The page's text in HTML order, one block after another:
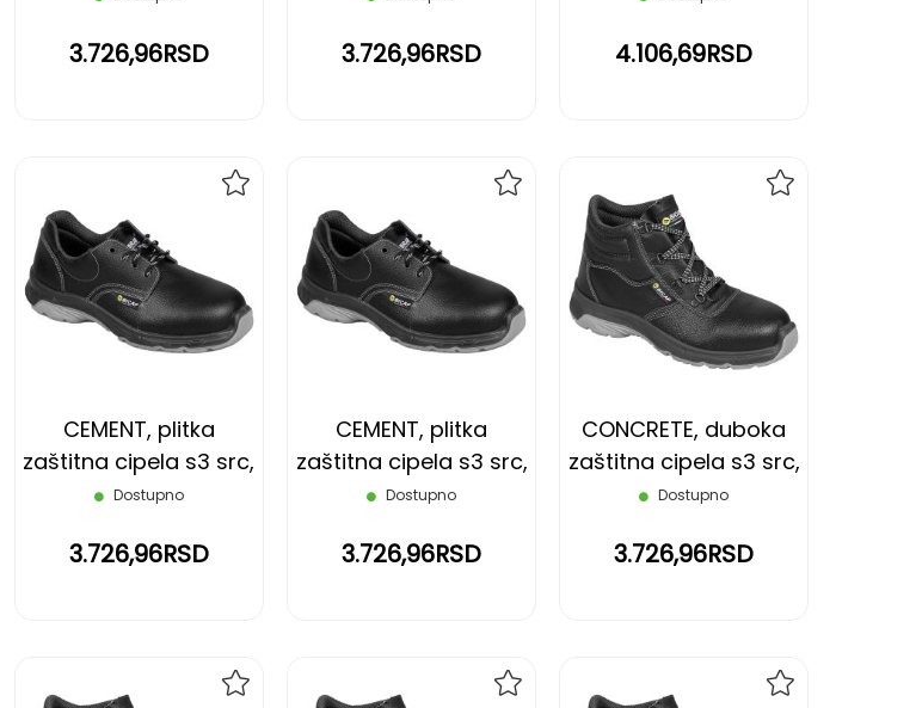
3.726,96RSD 3.726,96RSD 4.106,69RSD
CEMENT, plitka
zaštitna cipela s3 src,
crna, 47
Dostupno
3.726,96RSD
LISTU
ŽELJA
CEMENT, plitka
zaštitna cipela s3 src,
crna, 48
Dostupno
3.726,96RSD
LISTU
ŽELJA
CONCRETE, duboka
zaštitna cipela s3 src,
crna, 36
Dostupno
3.726,96RSD
ŽELJA